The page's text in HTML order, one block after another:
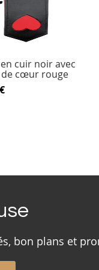
cuir noir avec
cœur rouge
bon plans et